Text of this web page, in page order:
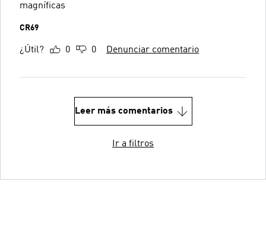
magníficas
CR69
¿Útil? 0 0 Denunciar comentario
Leer más comentarios
Ir a filtros